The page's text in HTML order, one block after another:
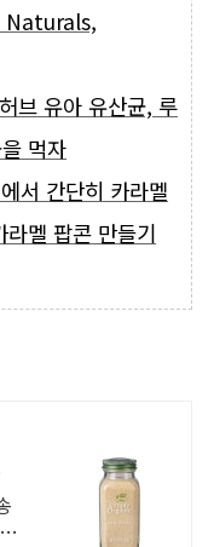
Naturals,
브 유아 유산균, 루
먹자
서 간단히 카라멜
멜 팝콘 만들기